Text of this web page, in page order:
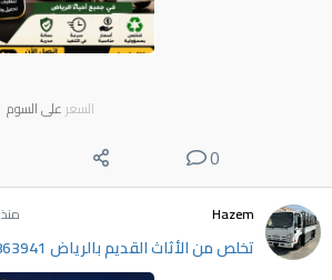
السعر على السوم
0
Hazem منذ 6 ساعات
تخلص من الأثاث القديم بالرياض 0531863941